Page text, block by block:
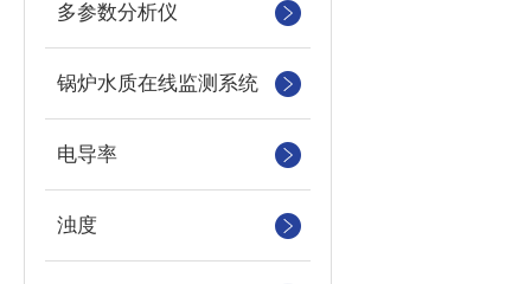
多参数分析仪
锅炉水质在线监测系统
电导率
浊度